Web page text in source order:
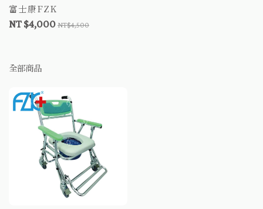
富士康FZK
NT $4,000 NT$4,500
全部商品